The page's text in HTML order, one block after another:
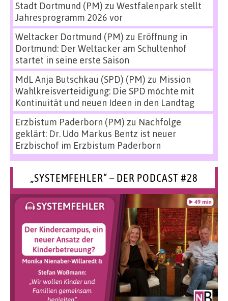
Stadt Dortmund (PM) zu Westfalenpark stellt
Jahresprogramm 2026 vor
Weltacker Dortmund (PM) zu Eröffnung in
Dortmund: Der Weltacker am Schultenhof
startet in seine erste Saison
MdL Anja Butschkau (SPD) (PM) zu Mission
Wahlkreisverteidigung: Die SPD möchte mit
Kontinuität und neuen Ideen in den Landtag
Erzbistum Paderborn (PM) zu Nachfolge
geklärt: Dr. Udo Markus Bentz ist neuer
Erzbischof im Erzbistum Paderborn
„SYSTEMFEHLER“ – DER PODCAST #28